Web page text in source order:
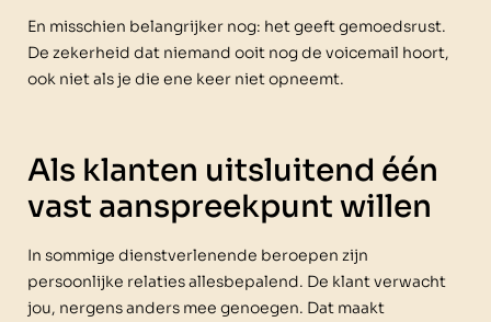
En misschien belangrijker nog: het geeft gemoedsrust.
De zekerheid dat niemand ooit nog de voicemail hoort,
ook niet als je die ene keer niet opneemt.
Als klanten uitsluitend één
vast aanspreekpunt willen
In sommige dienstverlenende beroepen zijn
persoonlijke relaties allesbepalend. De klant verwacht
jou, nergens anders mee genoegen. Dat maakt